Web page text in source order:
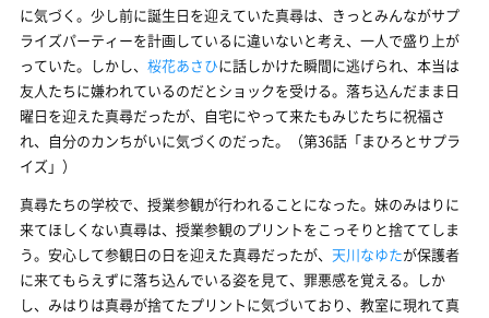
に気づく。少し前に誕生日を迎えていた真尋は、きっとみんながサプ
ライズパーティーを計画しているに違いないと考え、一人で盛り上が
っていた。しかし、 桜花あさひに話しかけた瞬間に逃げられ、本当は
友人たちに嫌われているのだとショックを受ける。落ち込んだまま日
曜日を迎えた真尋だったが、自宅にやって来たもみじたちに祝福さ
れ、自分のカンちがいに気づくのだった。（第36話「まひろとサプラ
イズ」）
真尋たちの学校で、授業参観が行われることになった。妹のみはりに
来てほしくない真尋は、授業参観のプリントをこっそりと捨ててしま
う。安心して参観日の日を迎えた真尋だったが、 天川なゆたが保護者
に来てもらえずに落ち込んでいる姿を見て、罪悪感を覚える。しか
し、みはりは真尋が捨てたプリントに気づいており、教室に現れて真